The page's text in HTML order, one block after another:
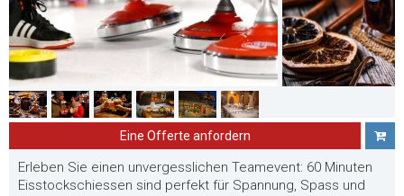
Eine Offerte anfordern
Erleben Sie einen unvergesslichen Teamevent: 60 Minuten
Eisstockschiessen sind perfekt für Spannung, Spass und